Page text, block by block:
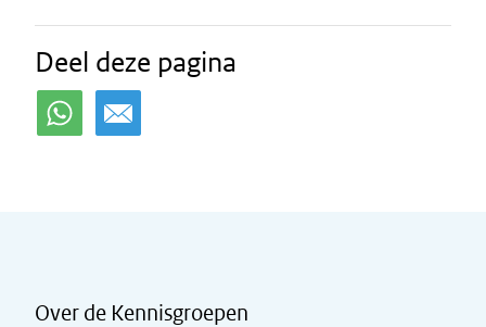
Deel deze pagina
Over de Kennisgroepen